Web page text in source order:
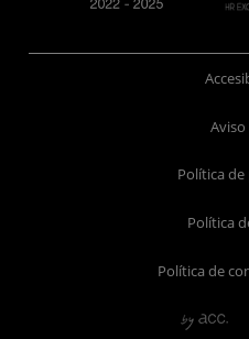
Aviso
Política
Política
Política de